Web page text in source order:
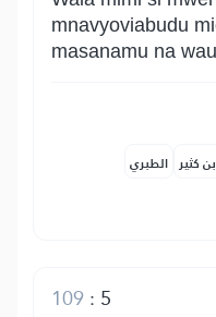
mnavyoviabudu
masanamu na
كثير الطبري
5
:
109